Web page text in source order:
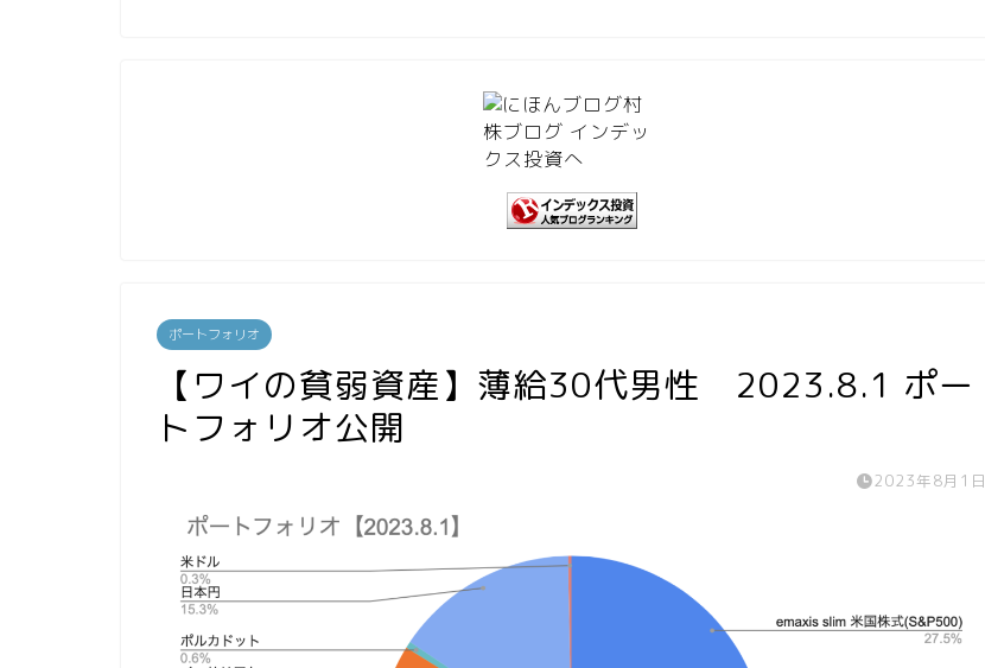
ポートフォリオ
【ワイの貧弱資産】薄給30代男性 2023.8.1 ポー
トフォリオ公開
2023年8月1日